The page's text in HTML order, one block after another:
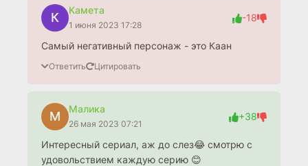
К
Камета
1 июня 2023 17:28
-18
Самый негативный персонаж - это Каан
Ответить Цитировать
М
Малика
26 мая 2023 07:21
+38
Интересный сериал, аж до слез😂 смотрю с
удовольствием каждую серию 😊